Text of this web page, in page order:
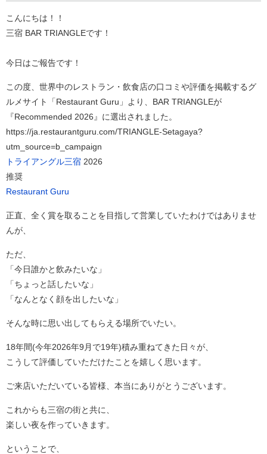
こんにちは！！
三宿 BAR TRIANGLEです！
今日はご報告です！
この度、世界中のレストラン・飲食店の口コミや評価を掲載するグ
ルメサイト「Restaurant Guru」より、BAR TRIANGLEが
『Recommended 2026』に選出されました。
https://ja.restaurantguru.com/TRIANGLE-Setagaya?
utm_source=b_campaign
トライアングル三宿 2026
推奨
Restaurant Guru
正直、全く賞を取ることを目指して営業していたわけではありませ
んが、
ただ、
「今日誰かと飲みたいな」
「ちょっと話したいな」
「なんとなく顔を出したいな」
そんな時に思い出してもらえる場所でいたい。
18年間(今年2026年9月で19年)積み重ねてきた日々が、
こうして評価していただけたことを嬉しく思います。
ご来店いただいている皆様、本当にありがとうございます。
これからも三宿の街と共に、
楽しい夜を作っていきます。
ということで、